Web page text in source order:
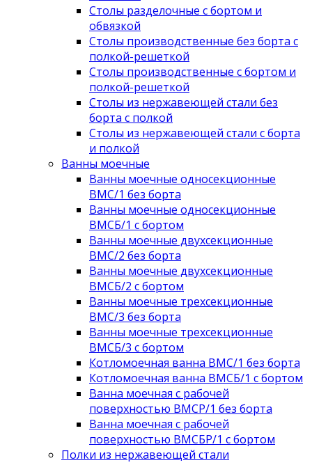
Столы разделочные с бортом и
обвязкой
Столы производственные без борта с
полкой-решеткой
Столы производственные с бортом и
полкой-решеткой
Столы из нержавеющей стали без
борта с полкой
Столы из нержавеющей стали с борта
и полкой
Ванны моечные
Ванны моечные односекционные
ВМС/1 без борта
Ванны моечные односекционные
ВМСБ/1 с бортом
Ванны моечные двухсекционные
ВМС/2 без борта
Ванны моечные двухсекционные
ВМСБ/2 с бортом
Ванны моечные трехсекционные
ВМС/3 без борта
Ванны моечные трехсекционные
ВМСБ/3 с бортом
Котломоечная ванна ВМС/1 без борта
Котломоечная ванна ВМСБ/1 с бортом
Ванна моечная с рабочей
поверхностью ВМСР/1 без борта
Ванна моечная с рабочей
поверхностью ВМСБР/1 с бортом
Полки из нержавеющей стали